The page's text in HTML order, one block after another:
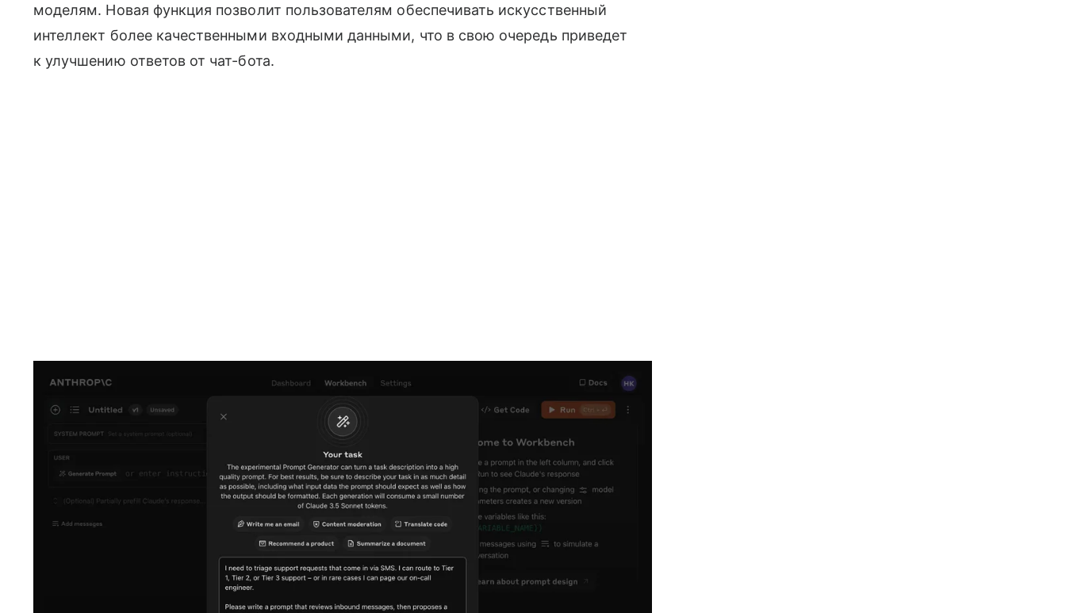
моделям. Новая функция позволит пользователям обеспечивать искусственный
интеллект более качественными входными данными, что в свою очередь приведет
к улучшению ответов от чат-бота.